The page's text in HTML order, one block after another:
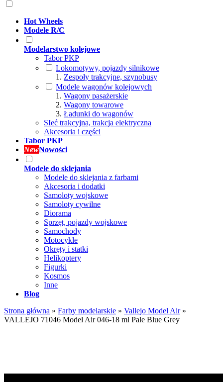
Hot Wheels
Modele R/C
Modelarstwo kolejowe
Tabor PKP
Lokomotywy, pojazdy silnikowe
Zespoły trakcyjne, szynobusy
Modele wagonów kolejowych
Wagony pasażerskie
Wagony towarowe
Ładunki do wagonów
SIeć trakcyjna, trakcja elektryczna
Akcesoria i części
Tabor PKP
NewNowości
Modele do sklejania
Modele do sklejania z farbami
Akcesoria i dodatki
Samoloty wojskowe
Samoloty cywilne
Diorama
Sprzęt, pojazdy wojskowe
Samochody
Motocykle
Okręty i statki
Helikoptery
Figurki
Kosmos
Inne
Blog
Strona główna » Farby modelarskie » Vallejo Model Air»
VALLEJO 71046 Model Air 046-18 ml Pale Blue Grey